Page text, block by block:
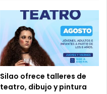
Silao ofrece talleres de
teatro, dibujo y pintura